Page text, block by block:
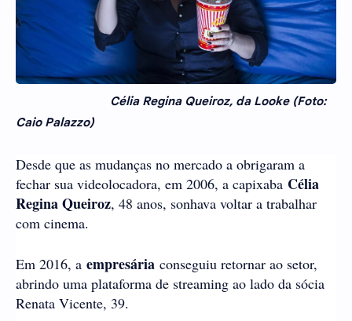
Célia Regina Queiroz, da Looke (Foto:
Caio Palazzo)
Desde que as mudanças no mercado a obrigaram a
fechar sua videolocadora, em 2006, a capixaba Célia
Regina Queiroz, 48 anos, sonhava voltar a trabalhar
com cinema.
Em 2016, a empresária conseguiu retornar ao setor,
abrindo uma plataforma de streaming ao lado da sócia
Renata Vicente, 39.